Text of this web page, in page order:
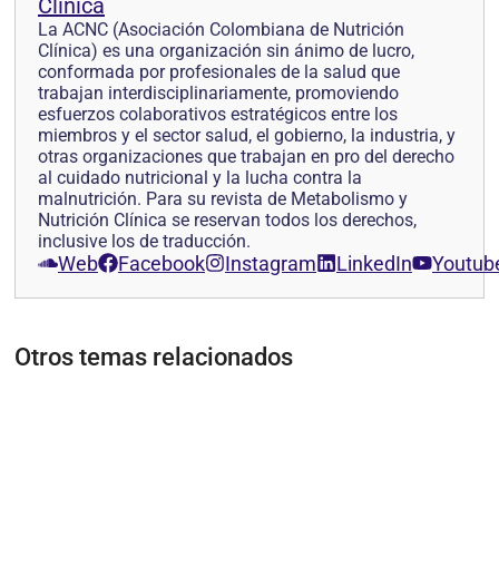
Clínica
La ACNC (Asociación Colombiana de Nutrición
Clínica) es una organización sin ánimo de lucro,
conformada por profesionales de la salud que
trabajan interdisciplinariamente, promoviendo
esfuerzos colaborativos estratégicos entre los
miembros y el sector salud, el gobierno, la industria, y
otras organizaciones que trabajan en pro del derecho
al cuidado nutricional y la lucha contra la
malnutrición. Para su revista de Metabolismo y
Nutrición Clínica se reservan todos los derechos,
inclusive los de traducción.
Web Facebook Instagram LinkedIn
Otros temas relacionados